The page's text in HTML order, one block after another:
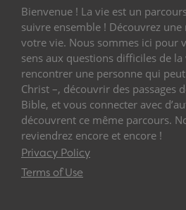
Bienvenue ! La vie est un
suivre ensemble ! Découvrez
votre vie. Nous sommes ici pour
sens aux questions difficiles de
rencontrer une personne qui
Christ –, découvrir des passages
Bible, et vous connecter avec
découvrent ce même parcours.
reviendrez encore et encore !
Privacy Policy
Terms of Use